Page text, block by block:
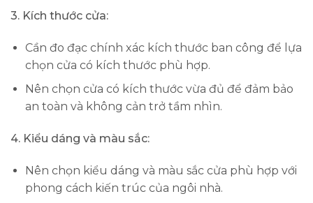
3. Kích thước cửa:
Cần đo đạc chính xác kích thước ban công để lựa
chọn cửa có kích thước phù hợp.
Nên chọn cửa có kích thước vừa đủ để đảm bảo
an toàn và không cản trở tầm nhìn.
4. Kiểu dáng và màu sắc:
Nên chọn kiểu dáng và màu sắc cửa phù hợp với
phong cách kiến trúc của ngôi nhà.